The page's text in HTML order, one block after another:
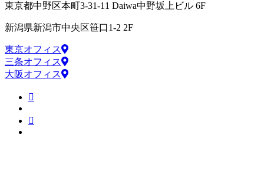
東京都中野区本町3-31-11 Daiwa中野坂上ビル 6F
新潟県新潟市中央区笹口1-2 2F
東京オフィス
三条オフィス
大阪オフィス